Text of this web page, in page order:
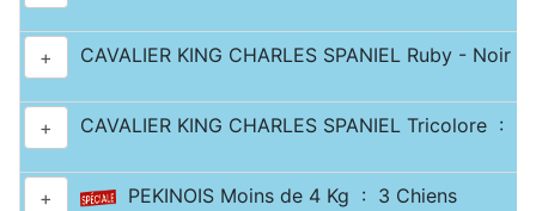
+ CAVALIER KING CHARLES SPANIEL Ruby - Noir
+ CAVALIER KING CHARLES SPANIEL Tricolore : 2
+ PEKINOIS Moins de 4 Kg : 3 Chiens